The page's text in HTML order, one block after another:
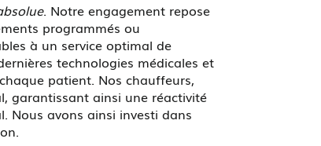
. Notre engagement repose
programmés ou
à un service optimal de
technologies médicales et
patient. Nos chauffeurs,
garantissant ainsi une réactivité
Nous avons ainsi investi dans